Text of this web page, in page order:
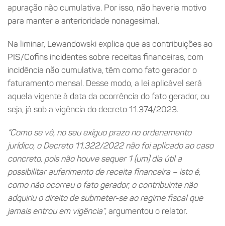
apuração não cumulativa. Por isso, não haveria motivo
para manter a anterioridade nonagesimal.
Na liminar, Lewandowski explica que as contribuições ao
PIS/Cofins incidentes sobre receitas financeiras, com
incidência não cumulativa, têm como fato gerador o
faturamento mensal. Desse modo, a lei aplicável será
aquela vigente à data da ocorrência do fato gerador, ou
seja, já sob a vigência do decreto 11.374/2023.
“Como se vê, no seu exíguo prazo no ordenamento
jurídico, o Decreto 11.322/2022 não foi aplicado ao caso
concreto, pois não houve sequer 1 (um) dia útil a
possibilitar auferimento de receita financeira – isto é,
como não ocorreu o fato gerador, o contribuinte não
adquiriu o direito de submeter-se ao regime fiscal que
jamais entrou em vigência”, argumentou o relator.